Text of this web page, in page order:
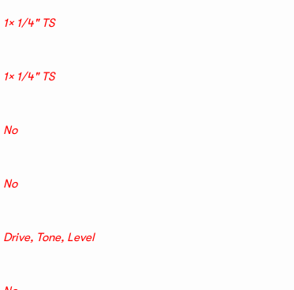
1× 1/4" TS
1× 1/4" TS
No
No
Drive, Tone, Level